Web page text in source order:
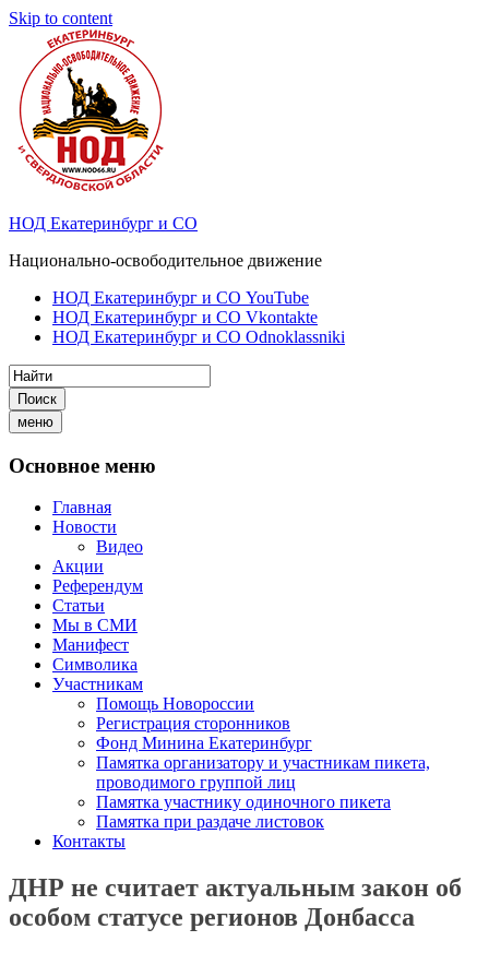
Skip to content
НОД Екатеринбург и СО
Национально-освободительное движение
НОД Екатеринбург и СО YouTube
НОД Екатеринбург и СО Vkontakte
НОД Екатеринбург и СО Odnoklassniki
Поиск
меню
Основное меню
Главная
Новости
Видео
Акции
Референдум
Статьи
Мы в СМИ
Манифест
Символика
Участникам
Помощь Новороссии
Регистрация сторонников
Фонд Минина Екатеринбург
Памятка организатору и участникам пикета,
проводимого группой лиц
Памятка участнику одиночного пикета
Памятка при раздаче листовок
Контакты
ДНР не считает актуальным закон об
особом статусе регионов Донбасса